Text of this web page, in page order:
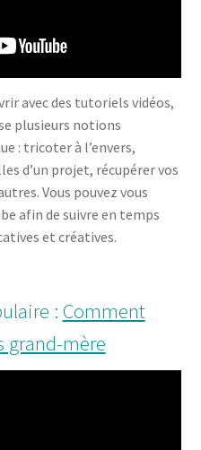
avec des tutoriels vidéos,
plusieurs notions
: tricoter à l’envers,
d’un projet, récupérer vos
Vous pouvez vous
afin de suivre en temps
et créatives.
: Comment
grand-mère